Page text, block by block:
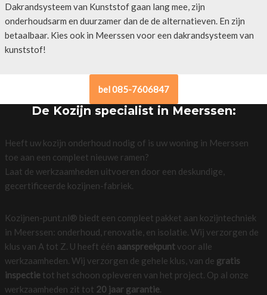
Dakrandsysteem van Kunststof gaan lang mee, zijn
onderhoudsarm en duurzamer dan de de alternatieven. En zijn
betaalbaar. Kies ook in Meerssen voor een dakrandsysteem van
kunststof!
bel 085-7606847
De Kozijn specialist in Meerssen:
Heeft uw kozijn onderhoud nodig of is uw woning in Meerssen
toe aan een compleet nieuwe ramen?
Laat de werkzaamheden uitvoeren door een deskundige,
gecertificeerde kozijnen-fabriek.
Kozijnen-punt.nl® biedt een compleet pakket aan kozijntechniek
in Meerssen: onderhoud, renovatie, en isolatie. Wij verzorgen de
klus van A tot Z. U heeft één aanspreekpuntvoor alle
werkzaamheden. Wij verzorgen de gehele klus, van de gratis
inspectietot het schoon opleveren van het project. Op al onze
werkzaamheden zit tot 20 jaar garantie.